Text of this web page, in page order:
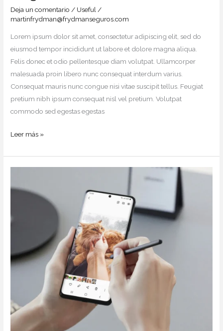
Deja un comentario / Useful /
martinfrydman@frydmanseguros.com
Lorem ipsum dolor sit amet, consectetur adipiscing elit, sed do
eiusmod tempor incididunt ut labore et dolore magna aliqua.
Felis donec et odio pellentesque diam volutpat. Ullamcorper
malesuada proin libero nunc consequat interdum varius.
Consequat mauris nunc congue nisi vitae suscipit tellus. Feugiat
pretium nibh ipsum consequat nisl vel pretium. Volutpat
commodo sed egestas egestas
Leer más »
Suscipit